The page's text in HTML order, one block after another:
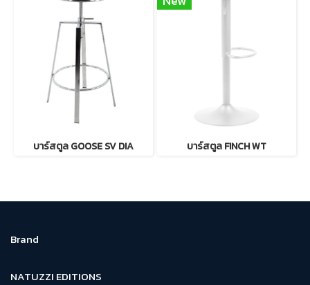
บาร์สตูล GOOSE SV DIA บาร์สตูล FINCH WT
Brand
NATUZZI EDITIONS